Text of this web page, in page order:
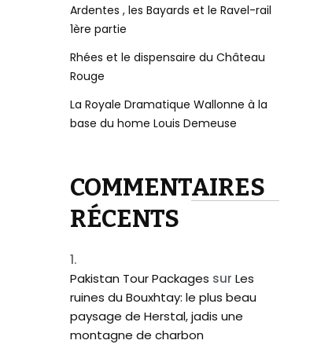
Ardentes , les Bayards et le Ravel-rail
1ère partie
Rhées et le dispensaire du Château
Rouge
La Royale Dramatique Wallonne à la
base du home Louis Demeuse
COMMENTAIRES
RÉCENTS
Pakistan Tour Packages sur Les
ruines du Bouxhtay: le plus beau
paysage de Herstal, jadis une
montagne de charbon